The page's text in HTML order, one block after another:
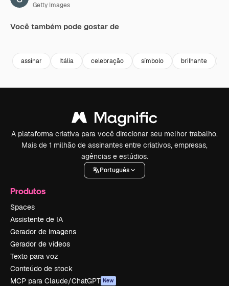
Getty Images
Você também pode gostar de
assinar Itália celebração símbolo brilhante
A plataforma criativa para você direcionar seu melhor trabalho.
Mais de 1 milhão de assinantes entre criativos, empresas,
agências e estúdios.
Português
Produtos
Spaces
Assistente de IA
Gerador de imagens
Gerador de vídeos
Texto para voz
Conteúdo de stock
MCP para Claude/ChatGPT New